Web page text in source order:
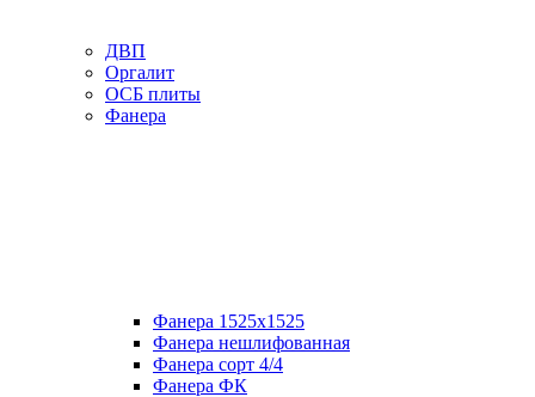
ДВП
Оргалит
ОСБ плиты
Фанера
Фанера 1525х1525
Фанера нешлифованная
Фанера сорт 4/4
Фанера ФК